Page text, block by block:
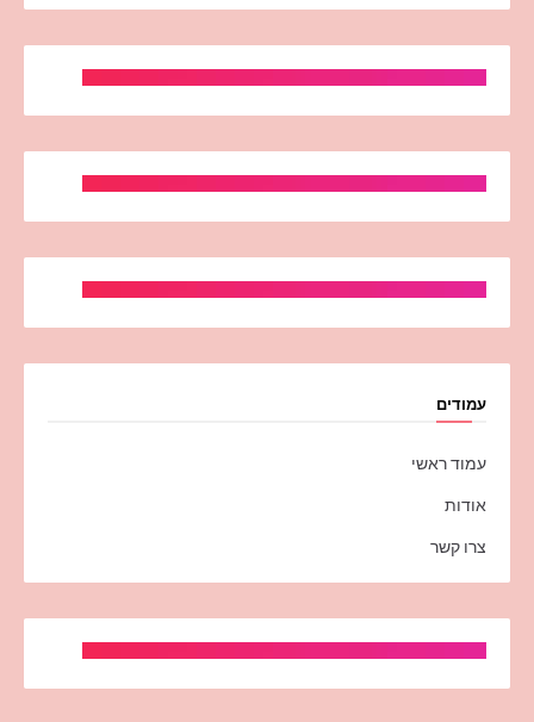
עמודים
עמוד ראשי
אודות
צרו קשר